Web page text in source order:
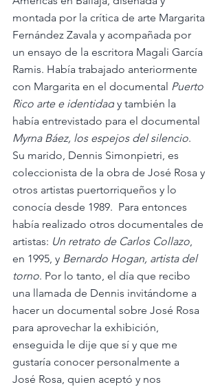
montada por la crítica de arte Margarita
Fernández Zavala y acompañada por
un ensayo de la escritora Magali García
Ramis. Había trabajado anteriormente
con Margarita en el documental Puerto
Rico arte e identidad y también la
había entrevistado para el documental
Myrna Báez, los espejos del silencio.
Su marido, Dennis Simonpietri, es
coleccionista de la obra de José Rosa y
otros artistas puertorriqueños y lo
conocía desde 1989.  Para entonces
había realizado otros documentales de
artistas: Un retrato de Carlos Collazo,
en 1995, y Bernardo Hogan, artista del
torno. Por lo tanto, el día que recibo
una llamada de Dennis invitándome a
hacer un documental sobre José Rosa
para aprovechar la exhibición,
enseguida le dije que sí y que me
gustaría conocer personalmente a
José Rosa, quien aceptó y nos